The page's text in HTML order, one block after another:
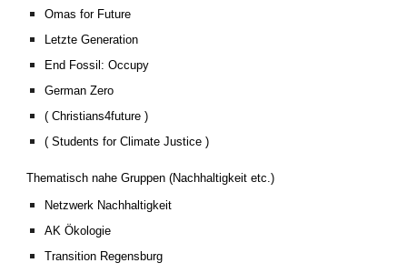
Omas for Future
Letzte Generation
End Fossil: Occupy
German Zero
( Christians4future )
( Students for Climate Justice )
Thematisch nahe Gruppen (Nachhaltigkeit etc.)
Netzwerk Nachhaltigkeit
AK Ökologie
Transition Regensburg